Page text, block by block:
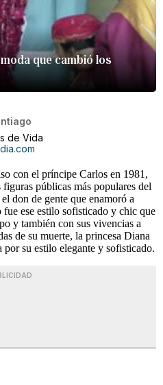
que cambió los
de Vida
con el príncipe Carlos en 1981,
públicas más populares del
don de gente que enamoró a
ese estilo sofisticado y chic que
y también con sus vivencias a
de su muerte, la princesa Diana
por su estilo elegante y sofisticado.